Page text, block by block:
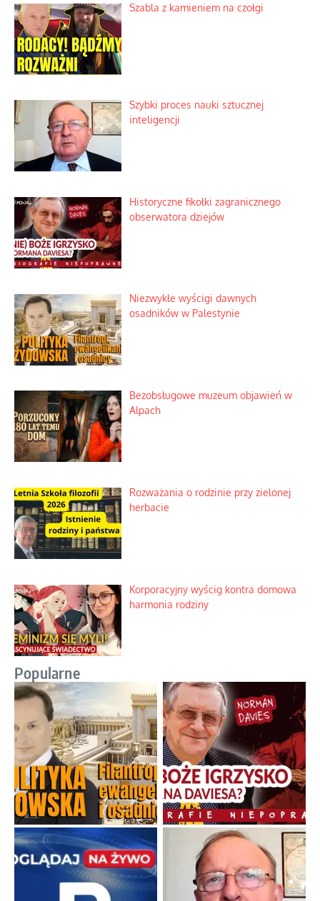
Szabla z kamieniem na czołgi
Szybki proces nauki sztucznej
inteligencji
Historyczne fikołki zagranicznego
obserwatora dziejów
Niezwykłe wyścigi dawnych
osadników w Palestynie
Bezobsługowe muzeum objawień w
Alpach
Rozważania o rodzinie przy zielonej
herbacie
Korporacyjny wyścig kontra domowa
harmonia rodziny
Popularne